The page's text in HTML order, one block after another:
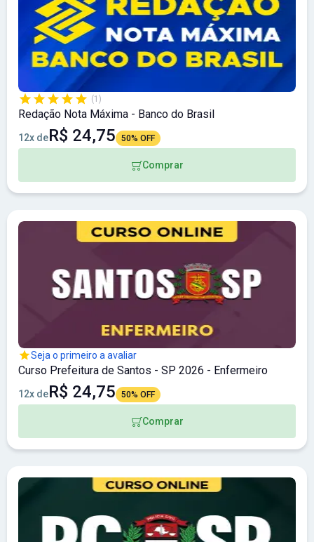
(1)
Redação Nota Máxima - Banco do Brasil
12x deR$ 24,75 50% OFF
Comprar
Seja o primeiro a avaliar
Curso Prefeitura de Santos - SP 2026 - Enfermeiro
12x deR$ 24,75 50% OFF
Comprar